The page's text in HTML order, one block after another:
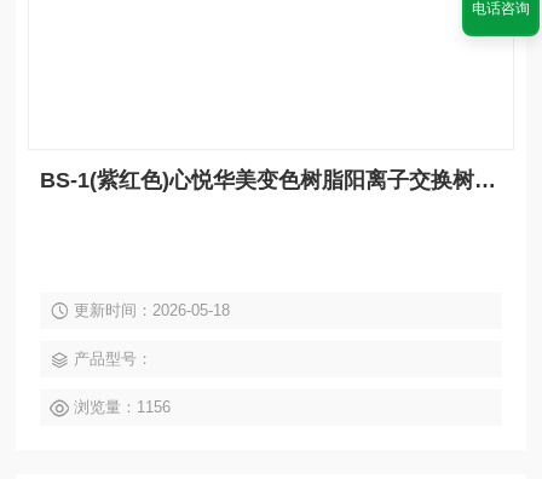
BS-1(紫红色)心悦华美变色树脂阳离子交换树脂用于监测和控制水氢电导率
更新时间：2026-05-18
产品型号：
浏览量：1156
电话咨询